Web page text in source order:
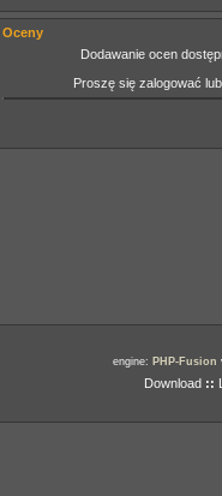
Oceny
Dodawanie ocen
Proszę się zalogować
engine: PHP-Fusion
Download ::